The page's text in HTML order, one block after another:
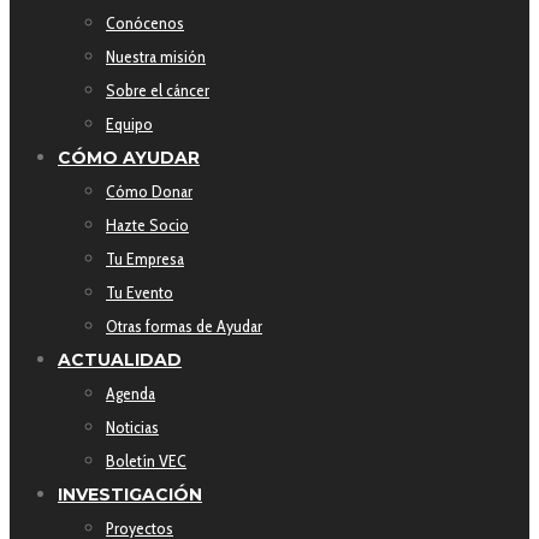
Conócenos
Nuestra misión
Sobre el cáncer
Equipo
CÓMO AYUDAR
Cómo Donar
Hazte Socio
Tu Empresa
Tu Evento
Otras formas de Ayudar
ACTUALIDAD
Agenda
Noticias
Boletín VEC
INVESTIGACIÓN
Proyectos